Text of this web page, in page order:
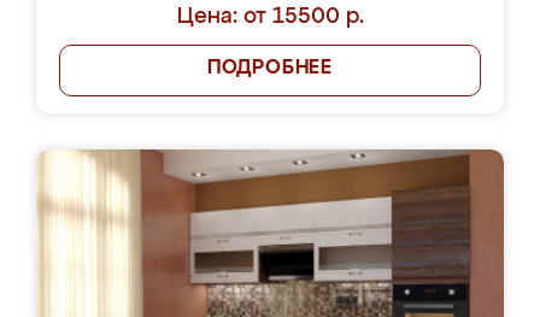
Цена: от 15500 р.
ПОДРОБНЕЕ